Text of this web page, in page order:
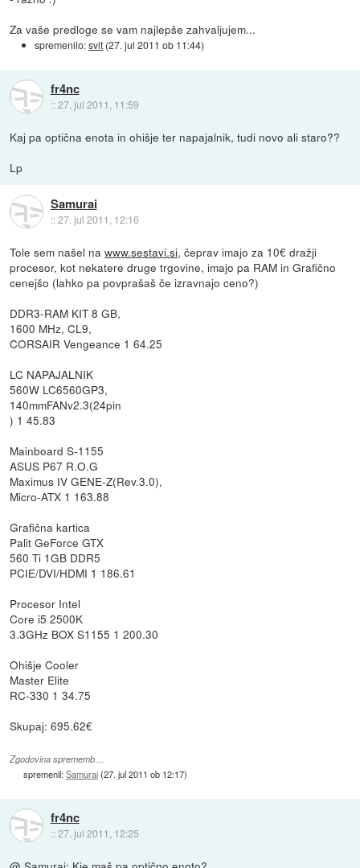
Za vaše predloge se vam najlepše zahvaljujem...
spremenilo:svit (27. jul 2011 ob 11:44)
fr4nc
::27. jul 2011, 11:59
Kaj pa optična enota in ohišje ter napajalnik, tudi novo ali staro??
Lp
Samurai
::27. jul 2011, 12:16
Tole sem našel nawww.sestavi.si, čeprav imajo za 10€ dražji
procesor, kot nekatere druge trgovine, imajo pa RAM in Grafično
cenejšo (lahko pa povprašaš če izravnajo ceno?)
DDR3-RAM KIT 8 GB,
1600 MHz, CL9,
CORSAIR Vengeance 1 64.25
LC NAPAJALNIK
560W LC6560GP3,
140mmFANv2.3(24pin
) 1 45.83
Mainboard S-1155
ASUS P67 R.O.G
Maximus IV GENE-Z(Rev.3.0),
Micro-ATX 1 163.88
Grafična kartica
Palit GeForce GTX
560 Ti 1GB DDR5
PCIE/DVI/HDMI 1 186.61
Procesor Intel
Core i5 2500K
3.3GHz BOX S1155 1 200.30
Ohišje Cooler
Master Elite
RC-330 1 34.75
Skupaj: 695.62€
Zgodovina sprememb…
spremenil:Samurai(27. jul 2011 ob 12:17)
fr4nc
::27. jul 2011, 12:25